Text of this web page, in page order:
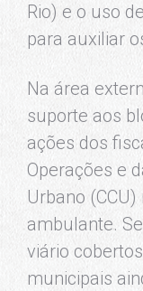
Rio) e o uso
para auxiliar
Na área
suporte aos
ações dos
Operações e
Urbano
ambulante.
viário
municipais